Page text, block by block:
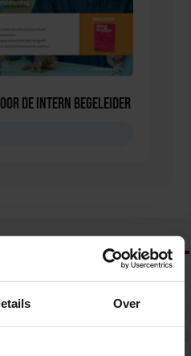
Over
de Intern Begeleider